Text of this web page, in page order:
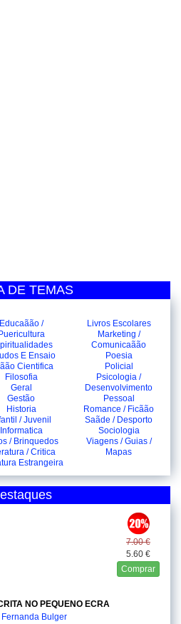
DE TEMAS
Educaãão /
Puericultura
E Ensaio
Cientifica
Filosofia
Geral
Gestão
Historia
/ Juvenil
Informatica
/ Brinquedos
/ Critica
Estrangeira
Livros Escolares
Marketing /
Comunicaãão
Poesia
Policial
Psicologia /
Desenvolvimento
Pessoal
Romance / Ficãão
Saãde / Desporto
Sociologia
Viagens / Guias /
Mapas
7.00 €
5.60 €
Comprar
NO PEQUENO ECRA
Fernanda Bulger